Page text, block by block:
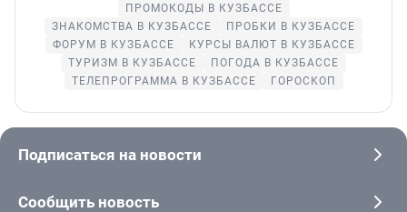
ПРОМОКОДЫ В КУЗБАССЕ
ЗНАКОМСТВА В КУЗБАССЕ
ПРОБКИ В КУЗБАССЕ
ФОРУМ В КУЗБАССЕ
КУРСЫ ВАЛЮТ В КУЗБАССЕ
ТУРИЗМ В КУЗБАССЕ
ПОГОДА В КУЗБАССЕ
ТЕЛЕПРОГРАММА В КУЗБАССЕ
ГОРОСКОП
Подписаться на новости
Сообщить новость